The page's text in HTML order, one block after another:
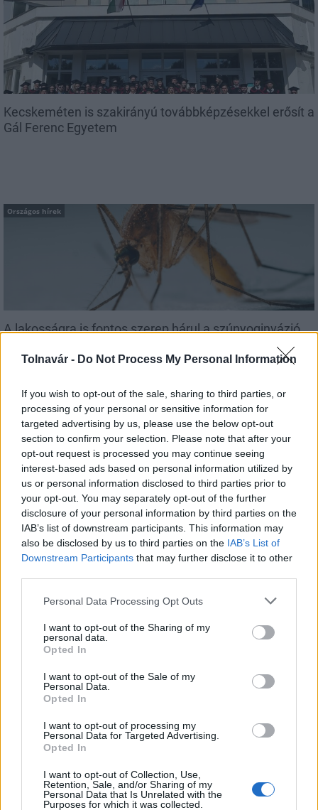
Tolnavár - Do Not Process My Personal Information
If you wish to opt-out of the sale, sharing to third parties, or
processing of your personal or sensitive information for
targeted advertising by us, please use the below opt-out
section to confirm your selection. Please note that after your
opt-out request is processed you may continue seeing
interest-based ads based on personal information utilized by
us or personal information disclosed to third parties prior to
your opt-out. You may separately opt-out of the further
disclosure of your personal information by third parties on the
IAB’s list of downstream participants. This information may
also be disclosed by us to third parties on the IAB’s List of
Downstream Participants that may further disclose it to other
Please note that this website/app uses one or more Google
not limited to your visit or usage behaviour. You may click to
grant or deny consent to Google and its third-party tags to
use your data for below specified purposes in below Google
consent section.
Personal Data Processing Opt Outs
I want to opt-out of the Sharing of my
personal data.
Opted In
I want to opt-out of the Sale of my
Personal Data.
Opted In
I want to opt-out of processing my
Personal Data for Targeted Advertising.
Opted In
I want to opt-out of Collection, Use,
Retention, Sale, and/or Sharing of my
Personal Data that Is Unrelated with the
Purposes for which it was collected.
Kecskeméten is szakirányú továbbképzésekkel erősít a
Gál Ferenc Egyetem
Országos hírek
A lakosságra is fontos szerep hárul a szúnyoginvázió
Országos hírek
Itt az ÉVOSZ megoldása a hőhullámok és az
energiakrízis kezelésére
MAGYAR ÉPÍTŐK